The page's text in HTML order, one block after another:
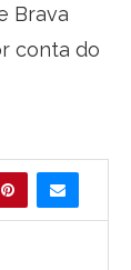
Brava
conta do